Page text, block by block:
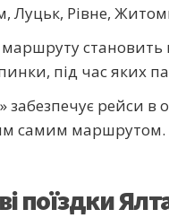
Луцьк, Рівне,
маршруту
під час
забезпечує рейси
самим маршрутом.
поїздки